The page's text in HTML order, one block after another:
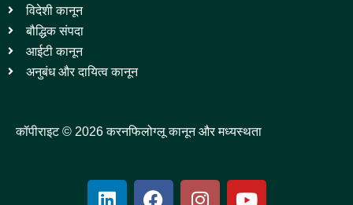
विदेशी कानून
बौद्धिक संपदा
आईटी कानून
अनुबंध और दायित्व कानून
कॉपीराइट © 2026 करनफिलोग्लू कानून और मध्यस्थता
L
F
I
Y